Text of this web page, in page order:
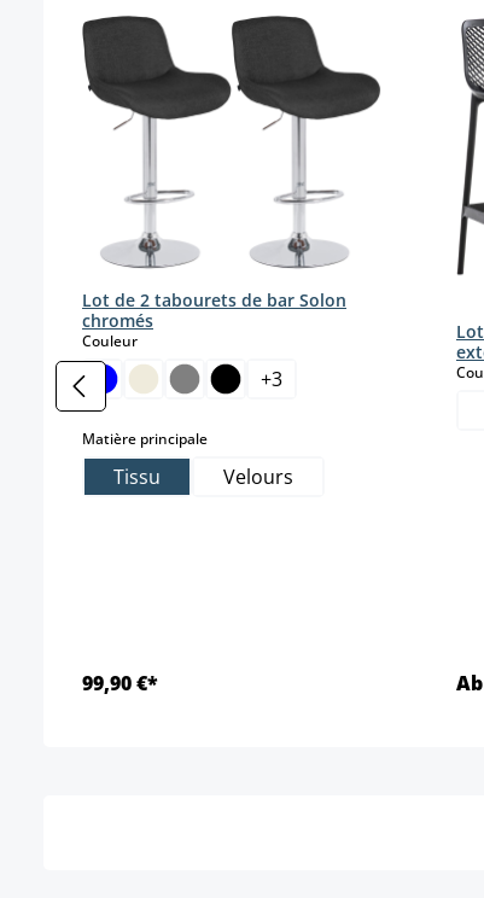
Lot de 2 tabourets de bar Solon
chromés
Couleurselect
+3
Matière principaleselect
Tissu Velours
99,90 €*